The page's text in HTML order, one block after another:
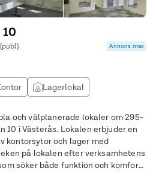
Annons max
Lagerlokal
och välplanerade lokaler om 295-
en
kontorsytor och lager med
på lokalen efter verksamhetens
söker både funktion och komfort i